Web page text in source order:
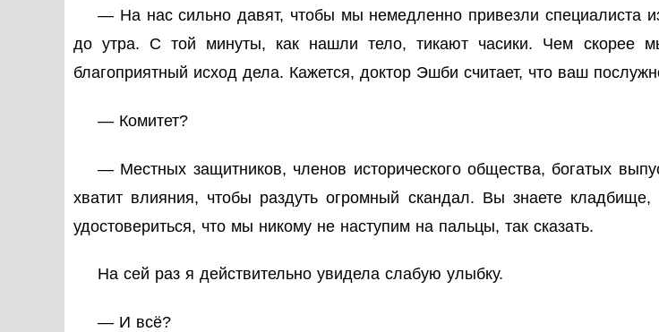
— На нас сильно давят, чтобы мы немедленно привезли специалиста
до утра. С той минуты, как нашли тело, тикают часики. Чем
благоприятный исход дела. Кажется, доктор Эшби считает, что ваш
— Комитет?
— Местных защитников, членов исторического общества, богатых
хватит влияния, чтобы раздуть огромный скандал. Вы знаете
удостовериться, что мы никому не наступим на пальцы, так сказать.
На сей раз я действительно увидела слабую улыбку.
— И всё?